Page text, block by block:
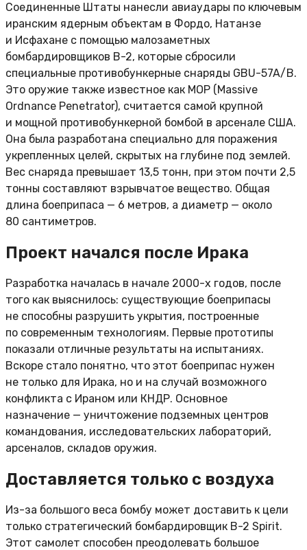
Соединенные Штаты нанесли авиаудары по ключевым
иранским ядерным объектам в Фордо, Натанзе
и Исфахане с помощью малозаметных
бомбардировщиков B-2, которые сбросили
специальные противобункерные снаряды GBU-57A/B.
Это оружие также известное как MOP (Massive
Ordnance Penetrator), считается самой крупной
и мощной противобункерной бомбой в арсенале США.
Она была разработана специально для поражения
укрепленных целей, скрытых на глубине под землей.
Вес снаряда превышает 13,5 тонн, при этом почти 2,5
тонны составляют взрывчатое вещество. Общая
длина боеприпаса — 6 метров, а диаметр — около
80 сантиметров.
Проект начался после Ирака
Разработка началась в начале 2000-х годов, после
того как выяснилось: существующие боеприпасы
не способны разрушить укрытия, построенные
по современным технологиям. Первые прототипы
показали отличные результаты на испытаниях.
Вскоре стало понятно, что этот боеприпас нужен
не только для Ирака, но и на случай возможного
конфликта с Ираном или КНДР. Основное
назначение — уничтожение подземных центров
командования, исследовательских лабораторий,
арсеналов, складов оружия.
Доставляется только с воздуха
Из-за большого веса бомбу может доставить к цели
только стратегический бомбардировщик B-2 Spirit.
Этот самолет способен преодолевать большое